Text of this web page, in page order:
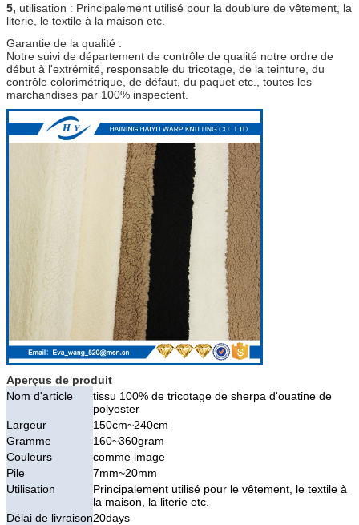
5, utilisation : Principalement utilisé pour la doublure de vêtement, la
literie, le textile à la maison etc.
Garantie de la qualité :
Notre suivi de département de contrôle de qualité notre ordre de
début à l'extrémité, responsable du tricotage, de la teinture, du
contrôle colorimétrique, de défaut, du paquet etc., toutes les
marchandises par 100% inspectent.
Aperçus de produit
Nom d'article
tissu 100% de tricotage de sherpa d'ouatine de
polyester
Largeur
150cm~240cm
Gramme
160~360gram
Couleurs
comme image
Pile
7mm~20mm
Utilisation
Principalement utilisé pour le vêtement, le textile à
la maison, la literie etc.
Délai de livraison20days